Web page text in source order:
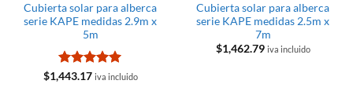
Cubierta solar para alberca
serie KAPE medidas 2.9m x
5m
Valorado
$1,443.17 iva incluido
Cubierta solar para alberca
serie KAPE medidas 2.5m x
7m
$1,462.79 iva incluido